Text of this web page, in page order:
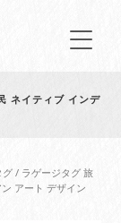
ネイティブ インデ
グ/ ラゲージタグ 旅
アート デザイン